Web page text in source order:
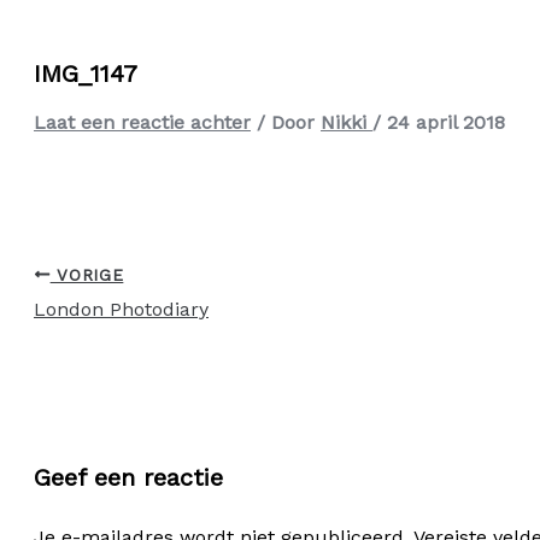
IMG_1147
Laat een reactie achter / Door Nikki / 24 april 2018
VORIGE
London Photodiary
Geef een reactie